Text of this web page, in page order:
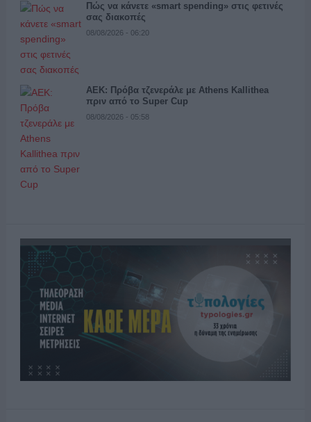
Πώς να κάνετε «smart spending» στις φετινές
σας διακοπές
08/08/2026 - 06:20
ΑΕΚ: Πρόβα τζενεράλε με Athens Kallithea
πριν από το Super Cup
08/08/2026 - 05:58